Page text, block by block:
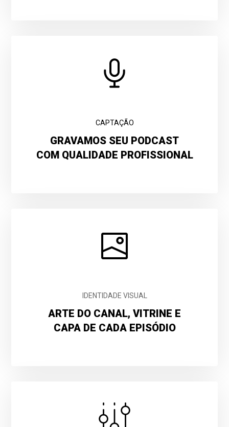
CAPTAÇÃO
GRAVAMOS SEU PODCAST
COM QUALIDADE PROFISSIONAL
IDENTIDADE VISUAL
ARTE DO CANAL, VITRINE E
CAPA DE CADA EPISÓDIO